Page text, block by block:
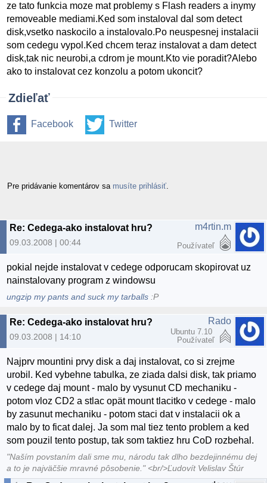
ze tato funkcia moze mat problemy s Flash readers a inymy
removeable mediami.Ked som instaloval dal som detect
disk,vsetko naskocilo a instalovalo.Po neuspesnej instalacii
som cedegu vypol.Ked chcem teraz instalovat a dam detect
disk,tak nic neurobi,a cdrom je mount.Kto vie poradit?Alebo
ako to instalovat cez konzolu a potom ukoncit?
Zdieľať
Facebook Twitter
Pre pridávanie komentárov sa musíte prihlásiť
Re: Cedega-ako instalovat hru?
09.03.2008 | 00:44
m4rtin.m
Používateľ
pokial nejde instalovat v cedege odporucam skopirovat uz
nainstalovany program z windowsu
ungzip my pants and suck my tarballs :P
Re: Cedega-ako instalovat hru?
09.03.2008 | 14:10
Rado
Ubuntu 7.10
Používateľ
Najprv mountini prvy disk a daj instalovat, co si zrejme
urobil. Ked vybehne tabulka, ze ziada dalsi disk, tak priamo
v cedege daj mount - malo by vysunut CD mechaniku -
potom vloz CD2 a stlac opät mount tlacitko v cedege - malo
by zasunut mechaniku - potom staci dat v instalacii ok a
malo by to ficat dalej. Ja som mal tiez tento problem a ked
som pouzil tento postup, tak som taktiez hru CoD rozbehal.
"Naším povstaním dali sme mu, národu tak dlho bezdejinnému dej
a to je najväčšie mravné pôsobenie." <br/>Ľudovít Velislav Štúr